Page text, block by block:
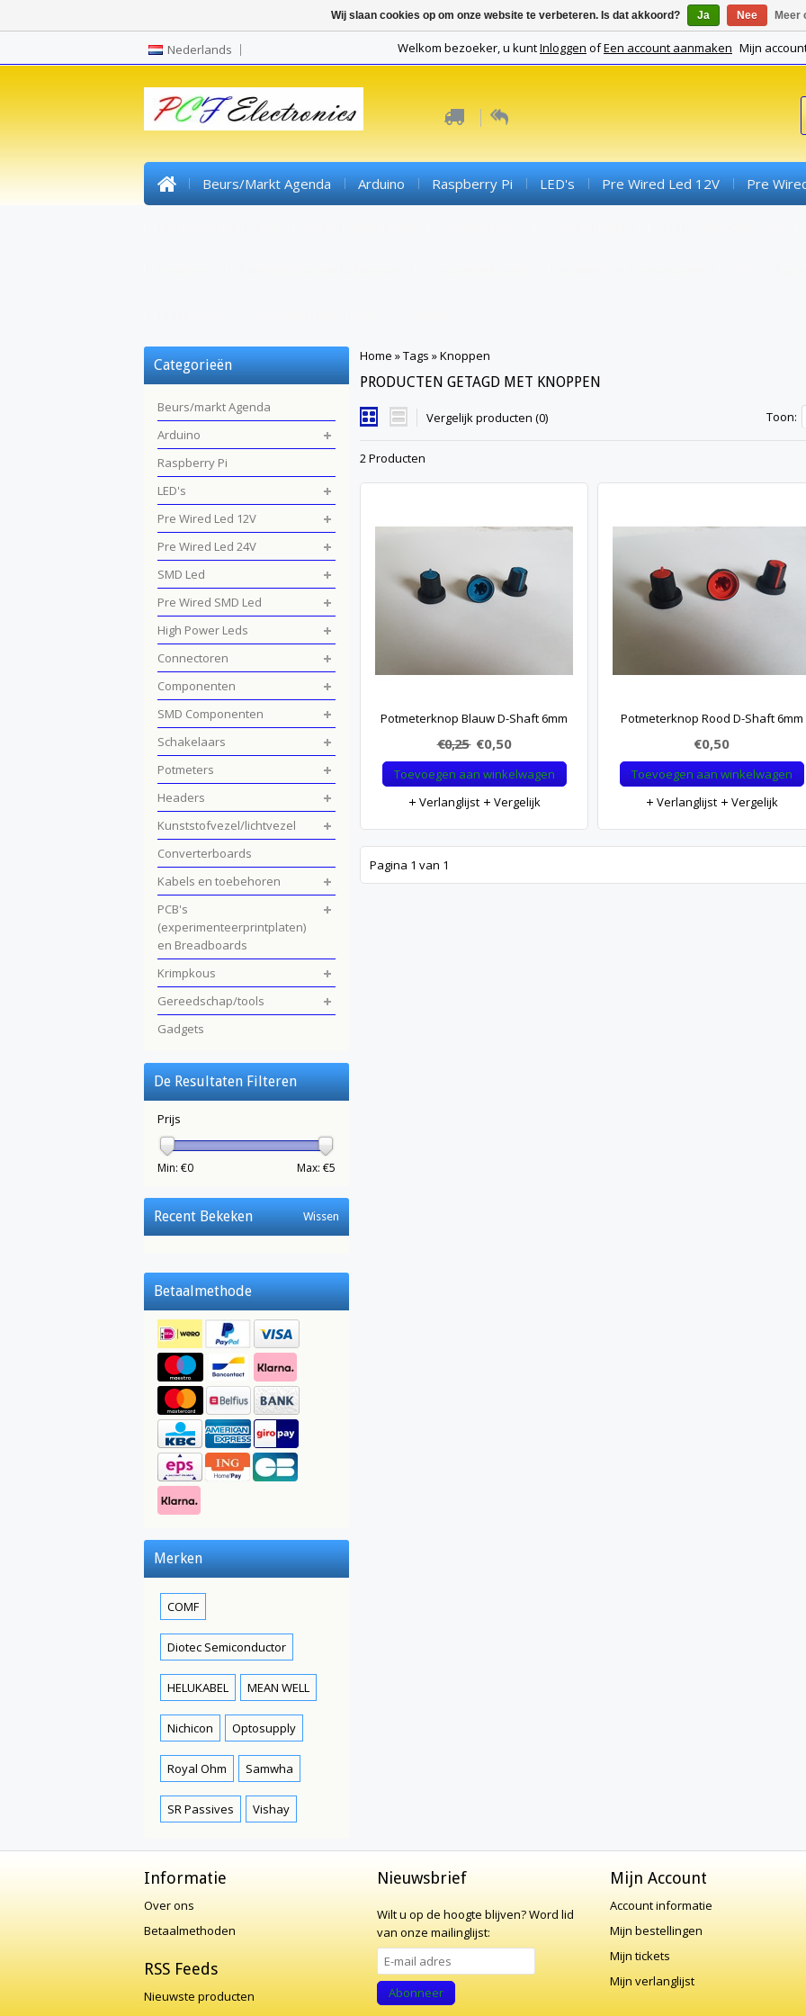
Nederlands Welkom bezoeker, u kuntInloggen ofEen account aanmaken Mijn
Beurs/markt Agenda Arduino Raspberry Pi LED's Pre Wired Led 12V Pre
Home »Tags »Knoppen
PRODUCTEN GETAGD MET KNOPPEN
Vergelijk producten (0) Toon:
2 Producten
Potmeterknop Blauw D-Shaft 6mm
€0,25 €0,50
Toevoegen aan winkelwagen
Verlanglijst
Vergelijk
Potmeterknop Rood D-Shaft 6mm
€0,50
Toevoegen aan winkelwagen
Verlanglijst
Vergelijk
Pagina 1 van 1
Categorieën
Beurs/markt Agenda
Arduino
Raspberry Pi
LED's
Pre Wired Led 12V
Pre Wired Led 24V
SMD Led
Pre Wired SMD Led
High Power Leds
Connectoren
Componenten
SMD Componenten
Schakelaars
Potmeters
Headers
Kunststofvezel/lichtvezel
Converterboards
Kabels en toebehoren
PCB's
(experimenteerprintplaten)
en Breadboards
Krimpkous
Gereedschap/tools
Gadgets
De Resultaten Filteren
Prijs
Min: €0 Max: €5
Recent Bekeken Wissen
Betaalmethode
Merken
COMF
Diotec Semiconductor
HELUKABEL MEAN WELL
Nichicon Optosupply
Royal Ohm Samwha
SR Passives Vishay
Informatie
Over ons
Betaalmethoden
RSS Feeds
Nieuwste producten
Nieuwsbrief
Wilt u op de hoogte blijven?Word lid
van onze mailinglijst:
Abonneer
Mijn Account
Account informatie
Mijn bestellingen
Mijn tickets
Mijn verlanglijst
Wij slaan cookies op om onze website te verbeteren. Is dat akkoord? Ja Nee Meer